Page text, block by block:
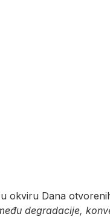
okviru Dana
degradacije,